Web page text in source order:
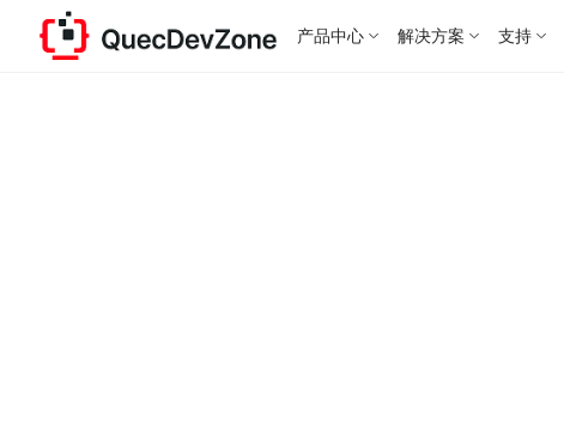
产品中心 解决方案 支持